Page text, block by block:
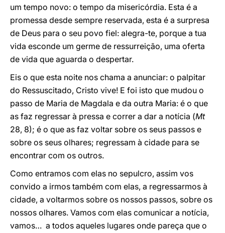
um tempo novo: o tempo da misericórdia. Esta é a
promessa desde sempre reservada, esta é a surpresa
de Deus para o seu povo fiel: alegra-te, porque a tua
vida esconde um germe de ressurreição, uma oferta
de vida que aguarda o despertar.
Eis o que esta noite nos chama a anunciar: o palpitar
do Ressuscitado, Cristo vive! E foi isto que mudou o
passo de Maria de Magdala e da outra Maria: é o que
as faz regressar à pressa e correr a dar a notícia (Mt
28, 8); é o que as faz voltar sobre os seus passos e
sobre os seus olhares; regressam à cidade para se
encontrar com os outros.
Como entramos com elas no sepulcro, assim vos
convido a irmos também com elas, a regressarmos à
cidade, a voltarmos sobre os nossos passos, sobre os
nossos olhares. Vamos com elas comunicar a notícia,
vamos… a todos aqueles lugares onde pareça que o